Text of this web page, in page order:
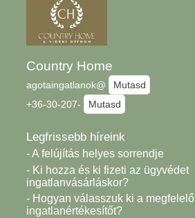
Country Home
agotaingatlanok@
Mutasd
+36-30-207-
Mutasd
Legfrissebb híreink
- A felújítás helyes sorrendje
- Ki hozza és ki fizeti az ügyvédet
ingatlanvásárláskor?
- Hogyan válasszuk ki a megfelelő
ingatlanértékesítőt?